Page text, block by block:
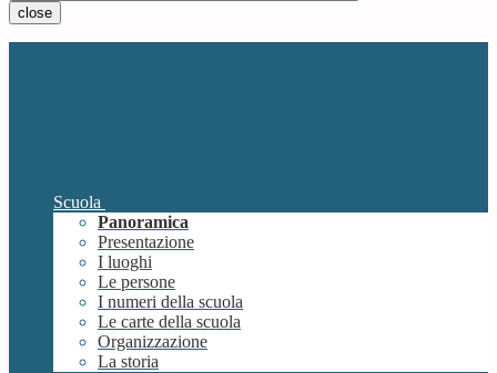
close
Scuola
Panoramica
Presentazione
I luoghi
Le persone
I numeri della scuola
Le carte della scuola
Organizzazione
La storia